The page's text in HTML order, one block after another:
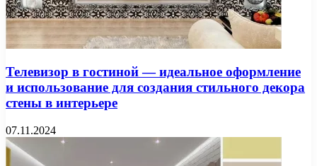
Телевизор в гостиной — идеальное оформление
и использование для создания стильного декора
стены в интерьере
07.11.2024